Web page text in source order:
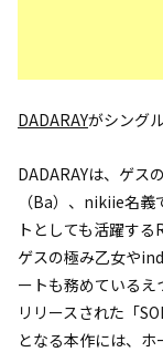
DADARAYがシング
DADARAYは、ゲス
（Ba）、nikiie名
トとしても活躍す
ゲスの極み乙女や
ートも務めている
リリースされた「
となる本作には、